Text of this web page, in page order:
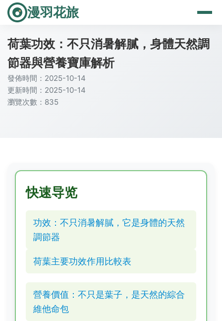
漫羽花旅
荷葉功效：不只消暑解膩，身體天然調
節器與營養寶庫解析
發佈時間：2025-10-14
更新時間：2025-10-14
瀏覽次數：835
快速导览
功效：不只消暑解膩，它是身體的天然
調節器
荷葉主要功效作用比較表
營養價值：不只是葉子，是天然的綜合
維他命包